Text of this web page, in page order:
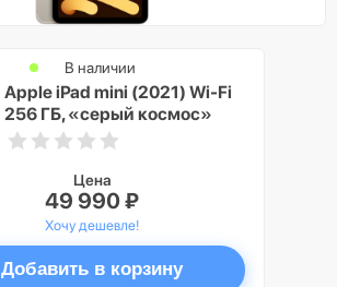
Apple iPad mini (2021) Wi-Fi
256 ГБ, «серый космос»
В наличии
Цена
49 990 ₽
Хочу дешевле!
Добавить в корзину